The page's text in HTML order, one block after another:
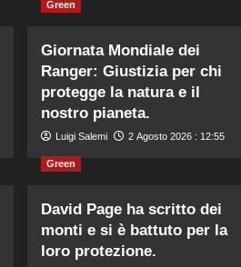
Green
Giornata Mondiale dei
Ranger: Giustizia per chi
protegge la natura e il
nostro pianeta.
Luigi Salemi 2 Agosto 2026 : 12:55
Green
David Page ha scritto dei
monti e si è battuto per la
loro protezione.